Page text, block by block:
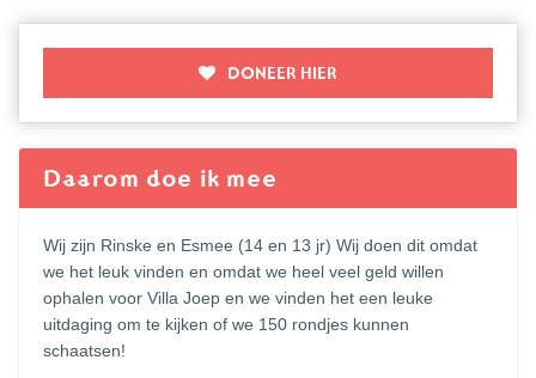
DONEER HIER
Daarom doe ik mee
Wij zijn Rinske en Esmee (14 en 13 jr) Wij doen dit omdat
we het leuk vinden en omdat we heel veel geld willen
ophalen voor Villa Joep en we vinden het een leuke
uitdaging om te kijken of we 150 rondjes kunnen
schaatsen!